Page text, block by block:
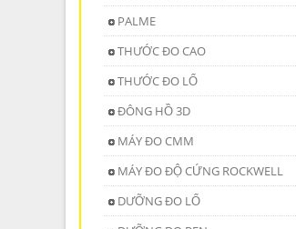
PALME
THƯỚC ĐO CAO
THƯỚC ĐO LỔ
ĐÔNG HỒ 3D
MÁY ĐO CMM
MÁY ĐO ĐỘ CỨNG ROCKWELL
DƯỠNG ĐO LỔ